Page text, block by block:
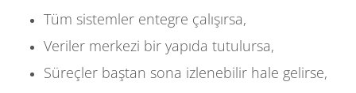
Tüm sistemler entegre çalışırsa,
Veriler merkezi bir yapıda tutulursa,
Süreçler baştan sona izlenebilir hale gelirse,